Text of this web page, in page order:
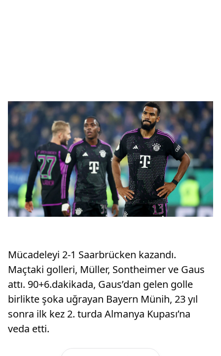
Mücadeleyi 2-1 Saarbrücken kazandı.
Maçtaki golleri, Müller, Sontheimer ve Gaus
attı. 90+6.dakikada, Gaus’dan gelen golle
birlikte şoka uğrayan Bayern Münih, 23 yıl
sonra ilk kez 2. turda Almanya Kupası’na
veda etti.